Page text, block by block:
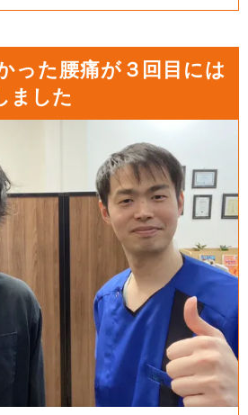
った腰痛が３回目には
ました